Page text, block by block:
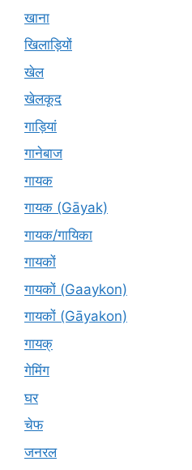
खाना
खिलाड़ियों
खेल
खेलकूद
गाड़ियां
गानेबाज
गायक
गायक (Gāyak)
गायक/गायिका
गायकों
गायकों (Gaaykon)
गायकों (Gāyakon)
गायक्
गेमिंग
घर
चेफ
जनरल